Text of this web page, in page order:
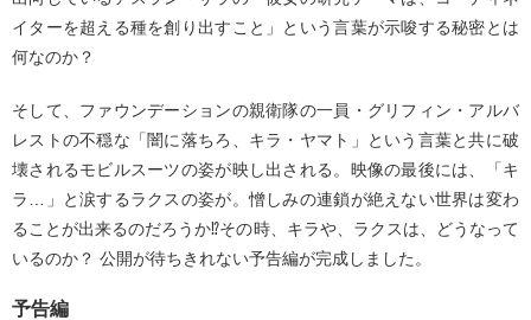
イターを超える種を創り出すこと」という言葉が示唆する秘密とは
何なのか？
そして、ファウンデーションの親衛隊の一員・グリフィン・アルバ
レストの不穏な「闇に落ちろ、キラ・ヤマト」という言葉と共に破
壊されるモビルスーツの姿が映し出される。映像の最後には、「キ
ラ…」と涙するラクスの姿が。憎しみの連鎖が絶えない世界は変わ
ることが出来るのだろうか⁉その時、キラや、ラクスは、どうなって
いるのか？ 公開が待ちきれない予告編が完成しました。
予告編